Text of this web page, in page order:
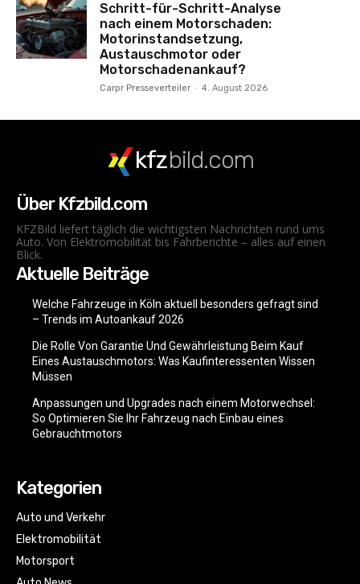
Schritt-für-Schritt-Analyse
nach einem Motorschaden:
Motorinstandsetzung,
Austauschmotor oder
Motorschadenankauf?
Carpr Presseverteiler - 4. August 2026
kfzbild.com
Über Kfzbild.com
KFZBild liefert täglich die wichtigsten Nachrichten rund ums
Auto. Von Elektromobilität bis Fahrberichte – alles auf einen
Blick.
Aktuelle Beiträge
Welche Fahrzeuge in Köln aktuell besonders gefragt sind
– Trends im Autoankauf 2026
Die Rolle Von Garantie Und Gewährleistung Beim Kauf
Eines Austauschmotors: Was Kaufinteressenten Wissen
Müssen
Anpassungen und Upgrades nach einem Motorwechsel:
So Optimieren Sie Ihr Fahrzeug nach Einbau eines
Gebrauchtmotors
Kategorien
Auto und Verkehr
Elektromobilität
Motorsport